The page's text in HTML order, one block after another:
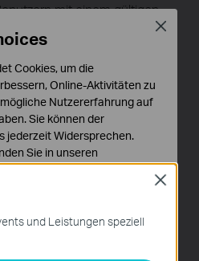
mit einem gültigen
Authentifizierung
mit der IP-
ist er in der Lage, die
durch bestimmte PPPoE-
hinaus ist die E-
an bestimmte
Abständen
zu versenden, die
der PPPoE-Konto-
Router unterschiedliche
und Leistungen speziell
Close
Cookies, um die
Online-Aktivitäten zu
Nutzererfahrung auf
Sie können der
jederzeit Widersprechen.
Sie in unseren
der Website
Ihren Systemen nicht
Close